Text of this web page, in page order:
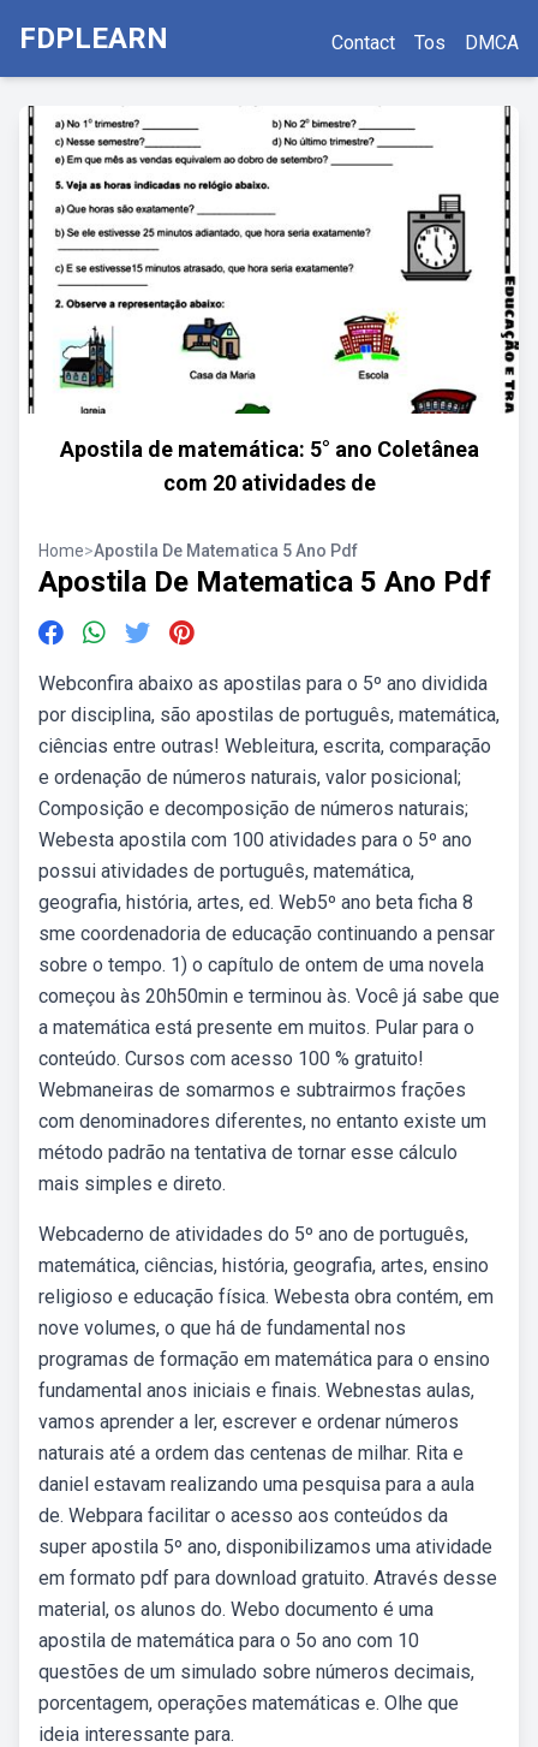
FDPLEARN Contact Tos DMCA
Apostila de matemática: 5° ano Coletânea
com 20 atividades de
Home>Apostila De Matematica 5 Ano Pdf
Apostila De Matematica 5 Ano Pdf
Webconfira abaixo as apostilas para o 5º ano dividida
por disciplina, são apostilas de português, matemática,
ciências entre outras! Webleitura, escrita, comparação
e ordenação de números naturais, valor posicional;
Composição e decomposição de números naturais;
Webesta apostila com 100 atividades para o 5º ano
possui atividades de português, matemática,
geografia, história, artes, ed. Web5º ano beta ficha 8
sme coordenadoria de educação continuando a pensar
sobre o tempo. 1) o capítulo de ontem de uma novela
começou às 20h50min e terminou às. Você já sabe que
a matemática está presente em muitos. Pular para o
conteúdo. Cursos com acesso 100 % gratuito!
Webmaneiras de somarmos e subtrairmos frações
com denominadores diferentes, no entanto existe um
método padrão na tentativa de tornar esse cálculo
mais simples e direto.
Webcaderno de atividades do 5º ano de português,
matemática, ciências, história, geografia, artes, ensino
religioso e educação física. Webesta obra contém, em
nove volumes, o que há de fundamental nos
programas de formação em matemática para o ensino
fundamental anos iniciais e finais. Webnestas aulas,
vamos aprender a ler, escrever e ordenar números
naturais até a ordem das centenas de milhar. Rita e
daniel estavam realizando uma pesquisa para a aula
de. Webpara facilitar o acesso aos conteúdos da
super apostila 5º ano, disponibilizamos uma atividade
em formato pdf para download gratuito. Através desse
material, os alunos do. Webo documento é uma
apostila de matemática para o 5o ano com 10
questões de um simulado sobre números decimais,
porcentagem, operações matemáticas e. Olhe que
ideia interessante para.